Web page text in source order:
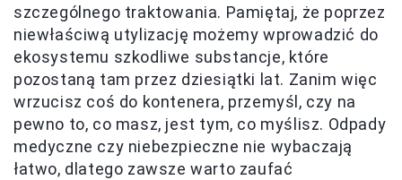
szczególnego traktowania. Pamiętaj, że poprzez
niewłaściwą utylizację możemy wprowadzić do
ekosystemu szkodliwe substancje, które
pozostaną tam przez dziesiątki lat. Zanim więc
wrzucisz coś do kontenera, przemyśl, czy na
pewno to, co masz, jest tym, co myślisz. Odpady
medyczne czy niebezpieczne nie wybaczają
łatwo, dlatego zawsze warto zaufać